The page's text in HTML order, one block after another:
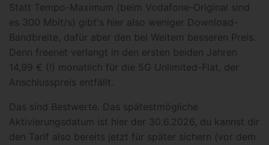
Statt Tempo-Maximum (beim Vodafone-Original sind
es 300 Mbit/s) gibt's hier also weniger Download-
Bandbreite, dafür aber den bei Weitem besseren Preis.
Denn freenet verlangt in den ersten beiden Jahren
14,99 € (!) monatlich für die 5G Unlimited-Flat, der
Anschlusspreis entfällt.
Das sind Bestwerte. Das spätestmögliche
Aktivierungsdatum ist hier der 30.6.2026, du kannst dir
den Tarif also bereits jetzt für später sichern (vor dem